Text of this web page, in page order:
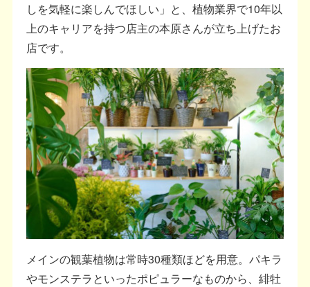
しを気軽に楽しんでほしい」と、植物業界で10年以
上のキャリアを持つ店主の本原さんが立ち上げたお
店です。
メインの観葉植物は常時30種類ほどを用意。パキラ
やモンステラといったポピュラーなものから、緋牡